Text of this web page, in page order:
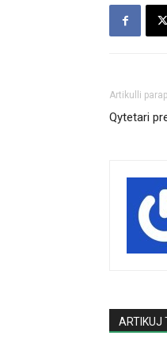
Artikulli
Qytetari
ARTIKUJ